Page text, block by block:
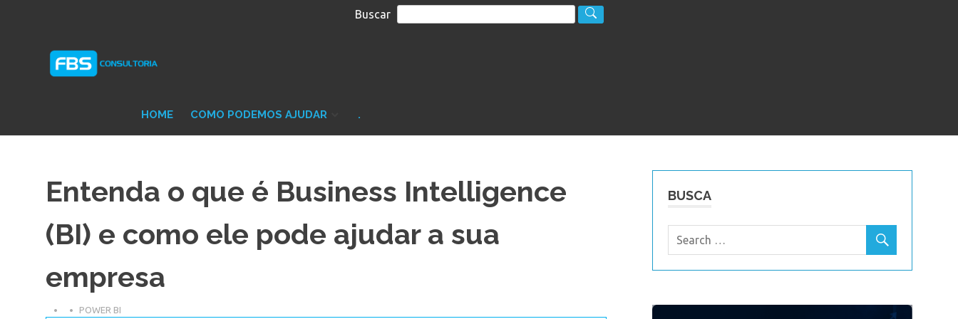
Buscar
Protheus
TOTVS
HOME COMO PODEMOS AJUDAR .
Entenda o que é Business Intelligence
(BI) e como ele pode ajudar a sua
empresa
POWER BI
BUSCA